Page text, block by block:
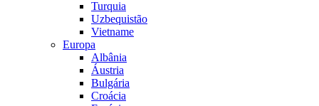
Turquia
Uzbequistão
Vietname
Europa
Albânia
Áustria
Bulgária
Croácia